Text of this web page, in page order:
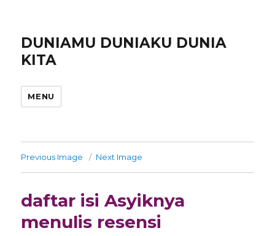
DUNIAMU DUNIAKU DUNIA
KITA
MENU
Previous Image Next Image
daftar isi Asyiknya
menulis resensi